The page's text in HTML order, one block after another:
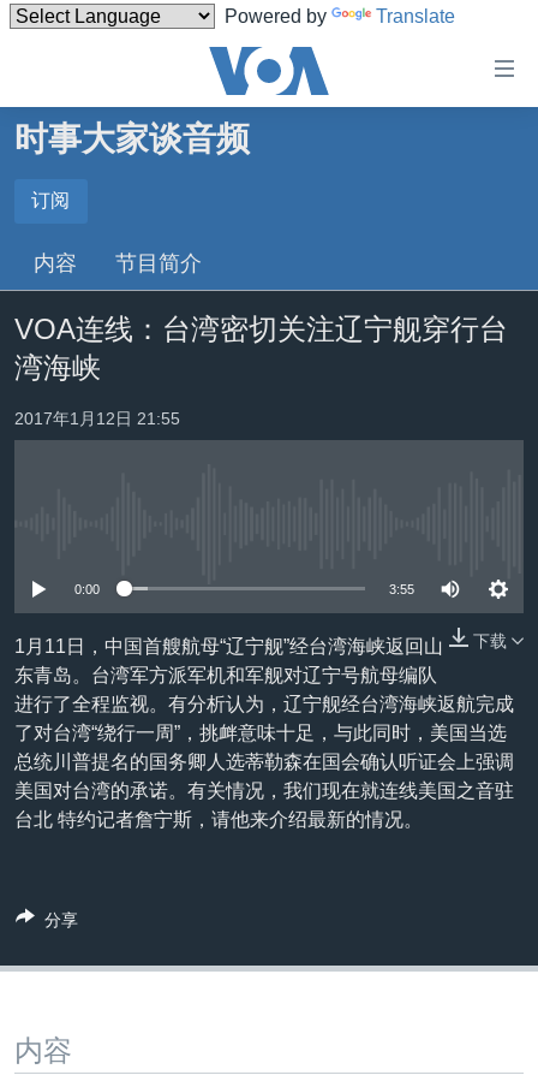
Powered by Translate
碍
到
内
容
跳
转
到
检
索
主页
美国
台湾
港澳
国际
最新国际新闻
非洲
美洲
全球议题
分类新闻
军事
劳工
环境
国会报道
美中关系
美国建国250周年
埃博拉疫情
美国之音专访
重要讲话与声明
VOA今日焦点
中文广播
关注我们
时事大家谈音频
订阅
Spotify
订阅
内容 节目简介
VOA连线：台湾密切关注辽宁舰穿行台
湾海峡
2017年1月12日 21:55
0:00 3:55
下载
1月11日，中国首艘航母“辽宁舰”经台湾海峡返回山
东青岛。台湾军方派军机和军舰对辽宁号航母编队
进行了全程监视。有分析认为，辽宁舰经台湾海峡返航完成
了对台湾“绕行一周”，挑衅意味十足，与此同时，美国当选
总统川普提名的国务卿人选蒂勒森在国会确认听证会上强调
美国对台湾的承诺。有关情况，我们现在就连线美国之音驻
台北 特约记者詹宁斯，请他来介绍最新的情况。
分享
内容